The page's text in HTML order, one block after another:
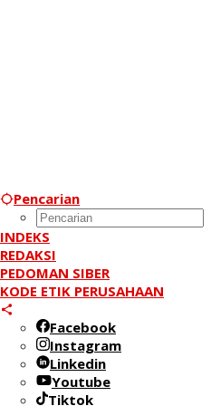
Pencarian
INDEKS
REDAKSI
PEDOMAN SIBER
KODE ETIK PERUSAHAAN
Facebook
Instagram
Linkedin
Youtube
Tiktok